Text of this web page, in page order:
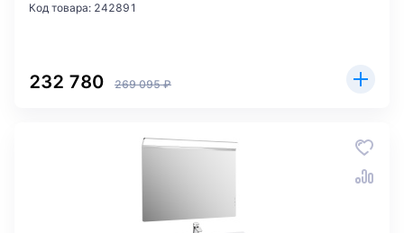
Код товара: 242891
232 780 269 095 ₽